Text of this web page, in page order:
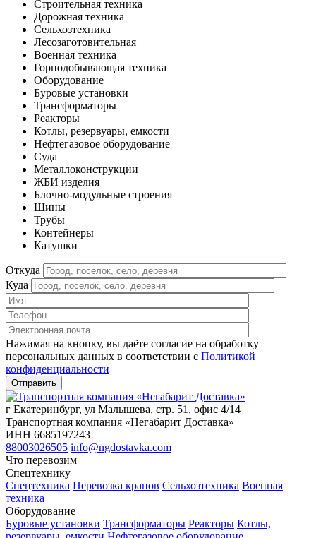
Строительная техника
Дорожная техника
Сельхозтехника
Лесозаготовительная
Военная техника
Горнодобывающая техника
Оборудование
Буровые установки
Трансформаторы
Реакторы
Котлы, резервуары, емкости
Нефтегазовое оборудование
Cуда
Металлоконструкции
ЖБИ изделия
Блочно-модульные строения
Шины
Трубы
Контейнеры
Катушки
Откуда
Куда
Нажимая на кнопку, вы даёте согласие на обработку
персональных данных в соответствии c Политикой
конфиденциальности
г Екатеринбург, ул Малышева, стр. 51, офис 4/14
Транспортная компания «Негабарит Доставка»
ИНН 6685197243
88003026505 info@ngdostavka.com
Что перевозим
Спецтехнику
Спецтехника Перевозка кранов Сельхозтехника Военная
техника
Оборудование
Буровые установки Трансформаторы Реакторы Котлы,